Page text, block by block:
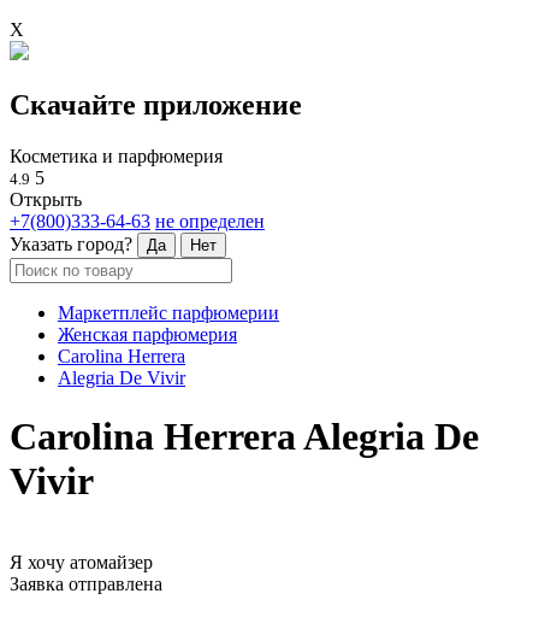
X
Скачайте приложение
Косметика и парфюмерия
4.9 5
Открыть
+7(800)333-64-63 не определен
Указать город?
Да Нет
Маркетплейс парфюмерии
Женская парфюмерия
Carolina Herrera
Alegria De Vivir
Carolina Herrera Alegria De
Vivir
Я хочу атомайзер
Заявка отправлена